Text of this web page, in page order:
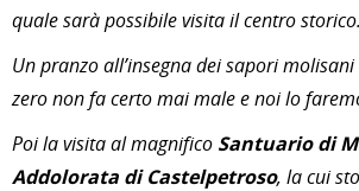
quale sarà possibile visita il centro storico.
Un pranzo all’insegna dei sapori
zero non fa certo mai male e noi lo
Poi lavisita al magnifico Santuario di
Addolorata di Castelpetroso, la cui